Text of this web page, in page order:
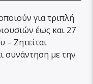
για τριπλή
έως και 27
– Ζητείται
συνάντηση με την